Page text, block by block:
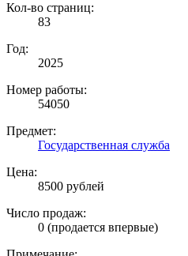
Кол-во страниц:
83
Год:
2025
Номер работы:
54050
Предмет:
Государственная служба
Цена:
8500 рублей
Число продаж:
0 (продается впервые)